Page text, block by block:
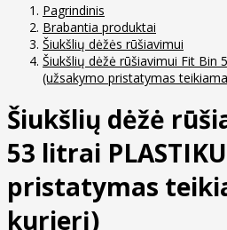
Pagrindinis
Brabantia produktai
Šiukšlių dėžės rūšiavimui
Šiukšlių dėžė rūšiavimui Fit Bin
(užsakymo pristatymas
Šiukšlių dėžė
53 litrai
pristatymas
kurjerį)